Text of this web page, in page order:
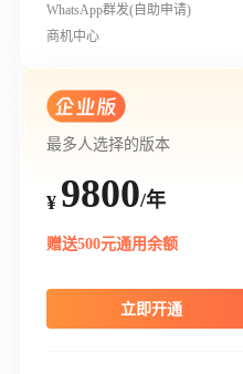
WhatsApp群发(自助申请)
商机中心
最多人选择的版本
¥ 9800/年
赠送500元通用余额
立即开通